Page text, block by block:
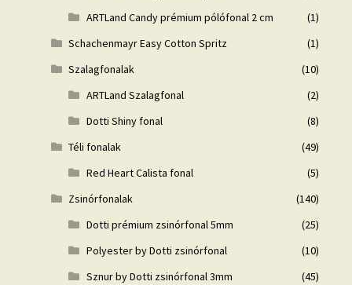
ARTLand Candy prémium pólófonal 2 cm
(1)
Schachenmayr Easy Cotton Spritz
(1)
Szalagfonalak
(10)
ARTLand Szalagfonal
(2)
Dotti Shiny fonal
(8)
Téli fonalak
(49)
Red Heart Calista fonal
(5)
Zsinórfonalak
(140)
Dotti prémium zsinórfonal 5mm
(25)
Polyester by Dotti zsinórfonal
(10)
Sznur by Dotti zsinórfonal 3mm
(45)